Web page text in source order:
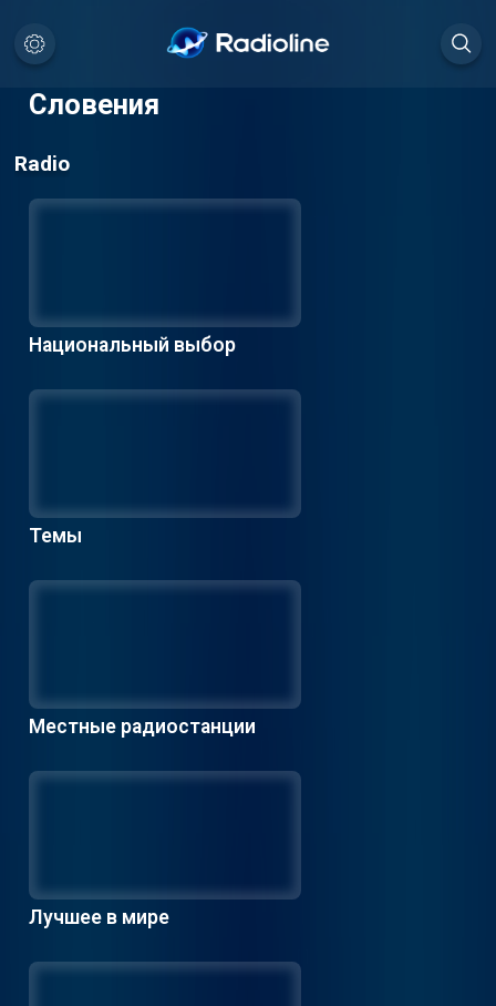
Словения
Radio
Национальный выбор
Темы
Местные радиостанции
Лучшее в мире